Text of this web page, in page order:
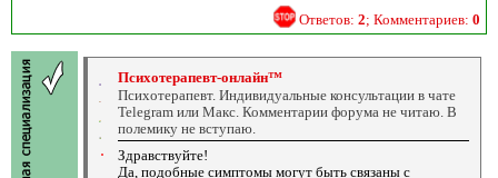
Ответов: 2; Комментариев: 0
Психотерапевт-онлайн™
Психотерапевт. Индивидуальные консультации в чате
Telegram или Макс. Комментарии форума не читаю. В
полемику не вступаю.
Здравствуйте!
Да, подобные симптомы могут быть связаны с